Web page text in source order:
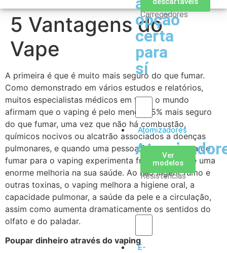
opção
certa
para
sí
Carregadores
Atomizadores
Claromizadores
Ver
modelos
Reconstruíveis
Ver
modelos
Resistencias
Ver
modelos
E-
5 Vantagens do
Vape
A primeira é que é muito mais seguro do que fumar.
Como demonstrado em vários estudos e relatórios,
muitos especialistas médicos em todo o mundo
afirmam que o vaping é pelo menos 95% mais seguro
do que fumar, uma vez que não há combustão,
químicos nocivos ou alcatrão associados a doenças
pulmonares, e quando uma pessoa faz a mudança de
fumar para o vaping experimenta frequentemente uma
enorme melhoria na sua saúde. Ao não ingerir fumo e
outras toxinas, o vaping melhora a higiene oral, a
capacidade pulmonar, a saúde da pele e a circulação,
assim como aumenta dramaticamente os sentidos do
olfato e do paladar.
Poupar dinheiro através do vaping